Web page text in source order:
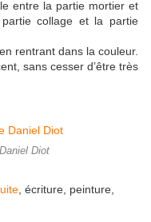
entre la partie mortier et
collage et la partie
rentrant dans la couleur.
sans cesser d’être très
Diot
, écriture, peinture,